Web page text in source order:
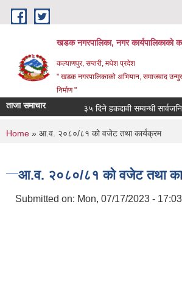
Skip to main content
खडक नगरपालिका, नगर कार्यपालिकाकाे
कल्याणपुर, सप्तरी, मधेश प्रदेश
" खडक नगरपालिकाको अभियान, समाजवाद
निर्माण "
ताजा समाचार ३५ दिने हकदावी सम्वन्धी सार्वजनिक
You are here
Home » आ.व. २०८०/८१ को वजेट तथा कार्यक्रम
आ.व. २०८०/८१ को वजेट तथा
Submitted on: Mon, 07/17/2023 - 17:03